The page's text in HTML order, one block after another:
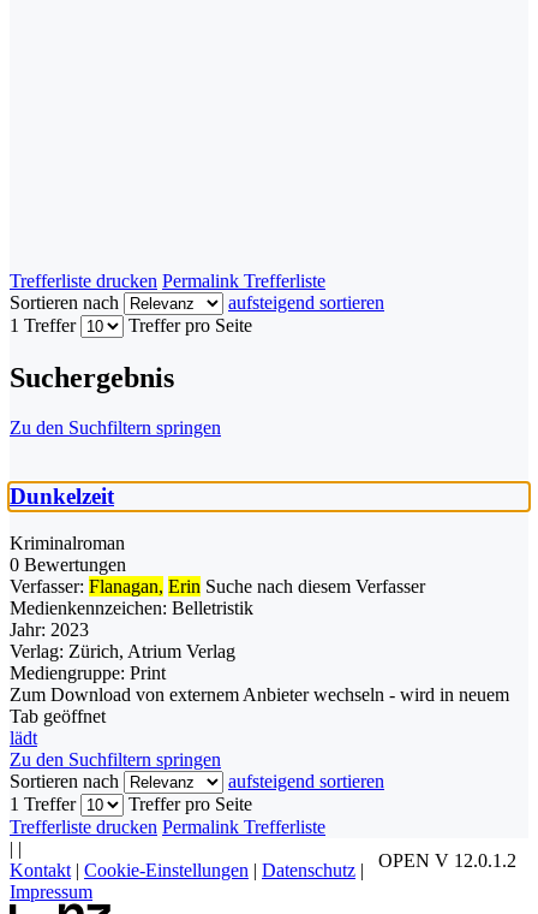
Trefferliste drucken Permalink Trefferliste
Sortieren nach
aufsteigend sortieren
1 Treffer
Treffer pro Seite
Suchergebnis
Zu den Suchfiltern springen
Dunkelzeit
Kriminalroman
0 Bewertungen
Verfasser: Flanagan, Erin Suche nach diesem Verfasser
Medienkennzeichen: Belletristik
Jahr: 2023
Verlag: Zürich, Atrium Verlag
Mediengruppe: Print
Zum Download von externem Anbieter wechseln - wird in neuem
Tab geöffnet
lädt
Zu den Suchfiltern springen
Sortieren nach
aufsteigend sortieren
1 Treffer
Treffer pro Seite
Trefferliste drucken Permalink Trefferliste
OPEN V 12.0.1.2
| |
Kontakt | Cookie-Einstellungen | Datenschutz |
Impressum